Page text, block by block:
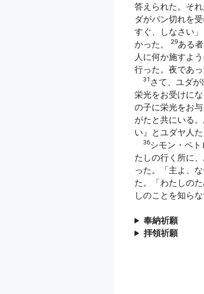
答えられた。そ
ダがパン切れを
すぐ、しなさい
かった。
29ある
人に何か施すよ
行った。夜であっ
31 さて、ユダ
栄光をお受けにな
の子に栄光をお
がたと共にいる
い』とユダヤ人
36シモン・ペ
たしの行く所に
った。「主よ、
た。「わたしの
しのことを知ら
奉納祈願
拝領祈願